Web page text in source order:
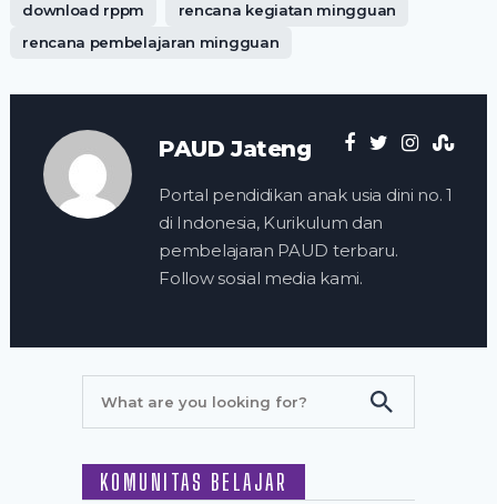
download rppm
rencana kegiatan mingguan
rencana pembelajaran mingguan
PAUD Jateng
Portal pendidikan anak usia dini no. 1
di Indonesia, Kurikulum dan
pembelajaran PAUD terbaru.
Follow sosial media kami.
KOMUNITAS BELAJAR